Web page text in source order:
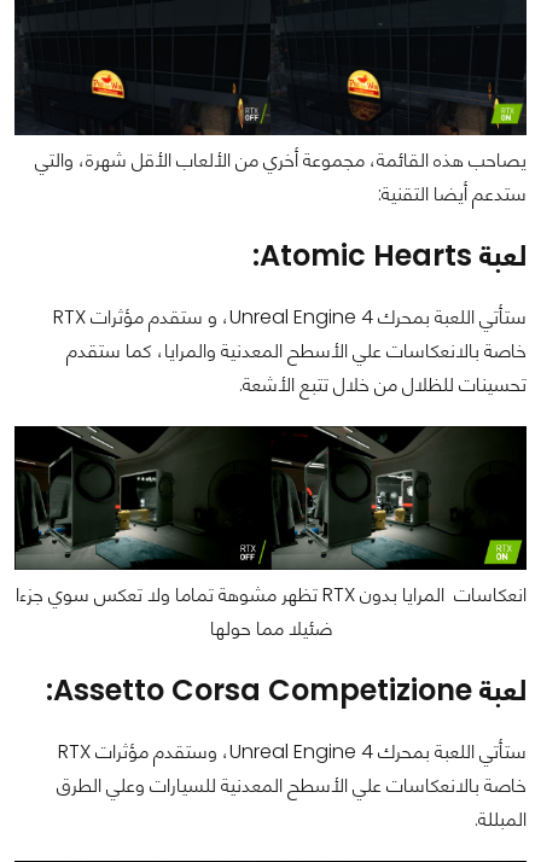
يصاحب هذه القائمة، مجموعة أخري من الألعاب الأقل شهرة، والتي
ستدعم أيضا التقنية:
لعبة Atomic Hearts:
ستأتي اللعبة بمحرك Unreal Engine 4، و ستقدم مؤثرات RTX
خاصة بالانعكاسات علي الأسطح المعدنية والمرايا، كما ستقدم
تحسينات للظلال من خلال تتبع الأشعة.
انعكاسات المرايا بدون RTX تظهر مشوهة تماما ولا تعكس سوي جزءا
ضئيلا مما حولها
لعبة Assetto Corsa Competizione:
ستأتي اللعبة بمحرك Unreal Engine 4، وستقدم مؤثرات RTX
خاصة بالانعكاسات علي الأسطح المعدنية للسيارات وعلي الطرق
المبللة.